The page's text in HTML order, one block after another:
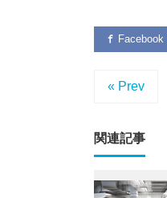
Facebook
« Prev
関連記事